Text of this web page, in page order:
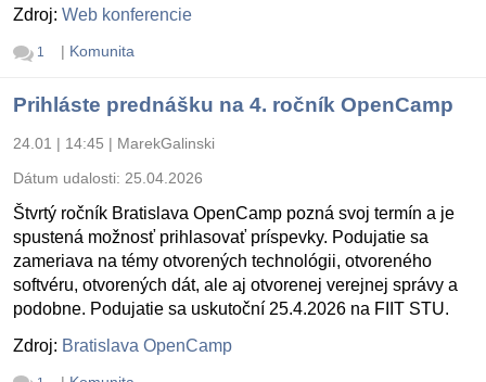
Zdroj: Web konferencie
1 | Komunita
Prihláste prednášku na 4. ročník OpenCamp
24.01 | 14:45 | MarekGalinski
Dátum udalosti: 25.04.2026
Štvrtý ročník Bratislava OpenCamp pozná svoj termín a je
spustená možnosť prihlasovať príspevky. Podujatie sa
zameriava na témy otvorených technológii, otvoreného
softvéru, otvorených dát, ale aj otvorenej verejnej správy a
podobne. Podujatie sa uskutoční 25.4.2026 na FIIT STU.
Zdroj: Bratislava OpenCamp